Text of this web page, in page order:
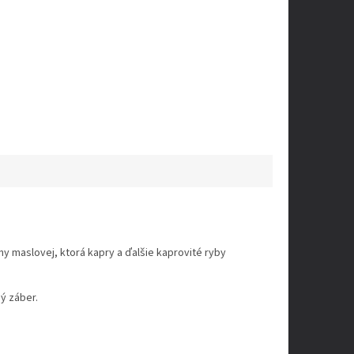
maslovej, ktorá kapry a ďalšie kaprovité ryby
záber.